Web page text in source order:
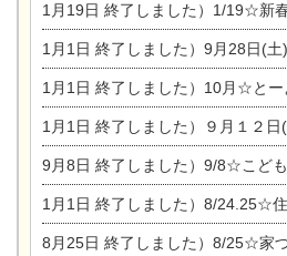
1月19日 終了しました）1/19☆新春！健康あった
1月1日 終了しました）9月28日(土)29日(
1月1日 終了しました）10月☆とー
1月1日 終了しました）９月１２日(木
9月8日 終了しました）9/8☆こども体験フ
1月1日 終了しました）8/24.25☆
8月25日 終了しました）8/25☆家づ